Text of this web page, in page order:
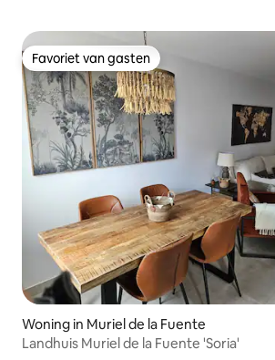
Favoriet van gasten
Favoriet van gasten
Woning in Muriel de la Fuente
Landhuis Muriel de la Fuente 'Soria'